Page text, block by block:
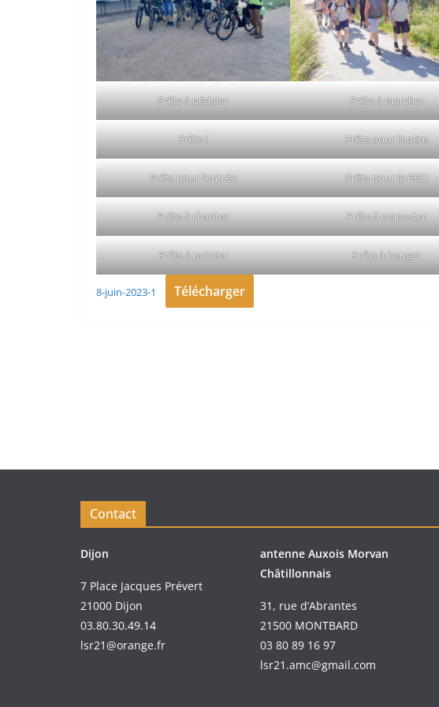
Prêts à pédaler Prêts à marcher
Prêts ! Prêts pour l’apéro
Prêts pour l’entrée Prêts pour le BBQ
Prêts à chanter Prêts à emporter
Prêts à pointer Prêts à bouger
8-juin-2023-1 Télécharger
Contact
Dijon
7 Place Jacques Prévert
21000 Dijon
03.80.30.49.14
lsr21@orange.fr
antenne Auxois Morvan
Châtillonnais
31, rue d’Abrantes
21500 MONTBARD
03 80 89 16 97
lsr21.amc@gmail.com